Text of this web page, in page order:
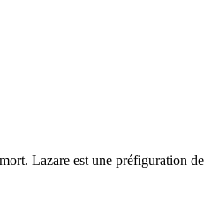
Lazare est une préfiguration de